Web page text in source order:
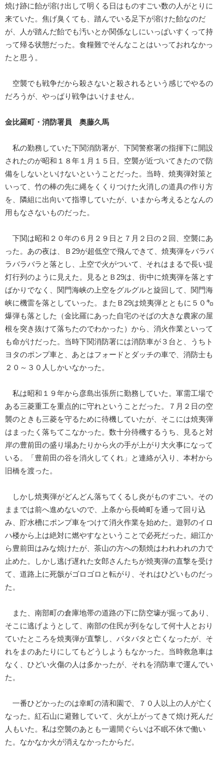
焼け跡に飴が溶け出して明くる日はものすごい数の人がとりに
来ていた。焦げ臭くても、踏んでいる足下が溶けた飴なのだ
が、人が踏んだ飴でも汚いとか関係なしにいっぱいすくって持
って帰る状態だった。食糧難でそんなことはいっておれなかっ
たと思う。
空襲でも戦争だから殺さないと殺されるという感じでやるの
だろうが、やっぱり戦争はいけません。
金比羅町・消防署員 奥藤久馬
私の勤務していた下関消防署が、下関警察署の指揮下に開設
されたのが昭和１８年１月１５日。空襲が近づいてきたので防
備をしないといけないということだった。当時、焼夷弾対策と
いって、竹の棒の先に縄をくくりつけた火消しの道具の作り方
を、隣組に出向いて指導していたが、いまから考えるとなんの
用もなさないものだった。
下関は昭和２０年の６月２９日と７月２日の２回、空襲にあ
った。あの夜は、Ｂ29が超低空で飛んできて、焼夷弾をバラバ
ラバラバラと落とし、上空で火がついて、それはまるで長い提
灯行列のように見えた。見るとＢ29は、街中に焼夷弾を落とす
ばかりでなく、関門海峡の上空をグルグルと旋回して、関門海
峡に機雷を落としていった。またＢ29は焼夷弾とともに５０㌔
爆弾も落とした（金比羅にあった自宅のそばの大きな農家の屋
根を突き抜けて落ちたのでわかった）から、消火作業といって
も命がけだった。当時下関消防署には消防車が３台と、うちト
ヨタのポンプ車と、あとはフォードとダッチの車で、消防士も
２０～３０人しかいなかった。
私は昭和１９年から彦島出張所に勤務していた。軍需工場で
ある三菱重工を重点的に守れということだった。７月２日の空
襲のときも三菱を守るために待機していたが、そこには焼夷弾
はまったく落ちてこなかった。数十分待機するうち、見ると対
岸の豊前田の盛り場あたりから火の手が上がり大火事になって
いる。「豊前田の谷を消火してくれ」と連絡が入り、本村から
旧橋を渡った。
しかし焼夷弾がどんどん落ちてくるし炎がものすごい。その
ままでは前へ進めないので、上条から長崎町を通って回り込
み、貯水槽にポンプ車をつけて消火作業を始めた。遊郭のイロ
ハ楼から上は絶対に燃やすなということで必死だった。細江か
ら豊前田はみな焼けたが、茶山の方への類焼はわれわれの力で
止めた。しかし逃げ遅れた女郎さんたちが焼夷弾の直撃を受け
て、道路上に死骸がゴロゴロと転がり、それはひどいものだっ
た。
また、南部町の倉庫地帯の道路の下に防空壕が掘ってあり、
そこに逃げようとして、南部の住民が列をなして何十人とおり
ていたところを焼夷弾が直撃し、バタバタと亡くなったが、そ
れをまのあたりにしてもどうしようもなかった。当時救急車は
なく、ひどい火傷の人は多かったが、それを消防車で運んでい
た。
一番ひどかったのは幸町の清和園で、７０人以上の人が亡く
なった。紅石山に避難していて、火が上がってきて焼け死んだ
人もいた。私は空襲のあとも一週間ぐらいは不眠不休で働い
た。なかなか火が消えなかったからだ。